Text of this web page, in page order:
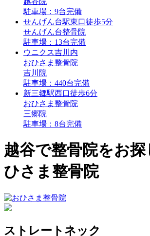
駐車場：9台完備
せんげん台駅東口徒歩5分
せんげん台整骨院
駐車場：13台完備
ウニクス吉川内
おひさま整骨院
吉川院
駐車場：440台完備
新三郷駅西口徒歩6分
おひさま整骨院
三郷院
駐車場：8台完備
越谷で整骨院をお
ひさま整骨院
ストレートネック